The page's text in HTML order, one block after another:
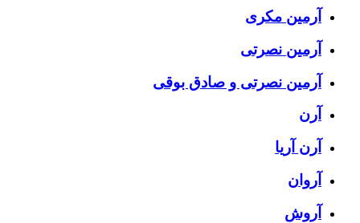
آرمین مکری
آرمین نصرتی
آرمین نصرتی و صادق بوقی
آرن
آرن آریا
آروان
آروش